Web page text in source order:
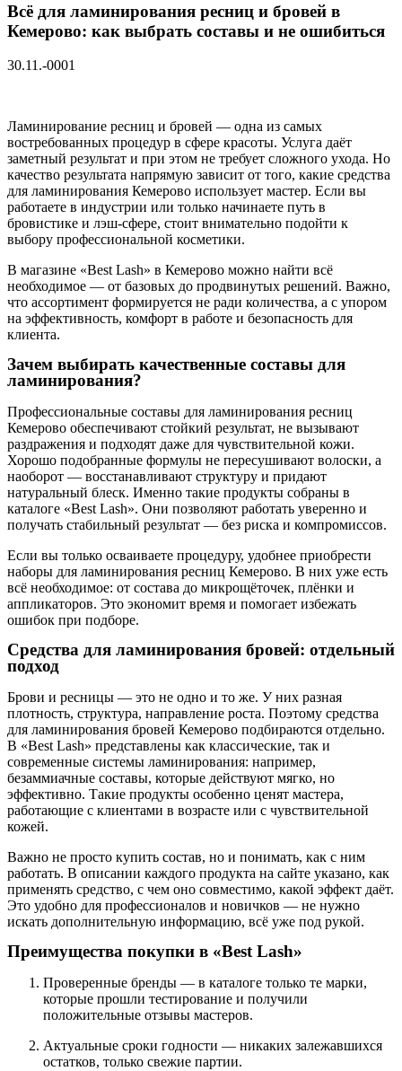
Всё для ламинирования ресниц и бровей в
Кемерово: как выбрать составы и не ошибиться
30.11.-0001
Ламинирование ресниц и бровей — одна из самых
востребованных процедур в сфере красоты. Услуга даёт
заметный результат и при этом не требует сложного ухода. Но
качество результата напрямую зависит от того, какие средства
для ламинирования Кемерово использует мастер. Если вы
работаете в индустрии или только начинаете путь в
бровистике и лэш-сфере, стоит внимательно подойти к
выбору профессиональной косметики.
В магазине «Best Lash» в Кемерово можно найти всё
необходимое — от базовых до продвинутых решений. Важно,
что ассортимент формируется не ради количества, а с упором
на эффективность, комфорт в работе и безопасность для
клиента.
Зачем выбирать качественные составы для
ламинирования?
Профессиональные составы для ламинирования ресниц
Кемерово обеспечивают стойкий результат, не вызывают
раздражения и подходят даже для чувствительной кожи.
Хорошо подобранные формулы не пересушивают волоски, а
наоборот — восстанавливают структуру и придают
натуральный блеск. Именно такие продукты собраны в
каталоге «Best Lash». Они позволяют работать уверенно и
получать стабильный результат — без риска и компромиссов.
Если вы только осваиваете процедуру, удобнее приобрести
наборы для ламинирования ресниц Кемерово. В них уже есть
всё необходимое: от состава до микрощёточек, плёнки и
аппликаторов. Это экономит время и помогает избежать
ошибок при подборе.
Средства для ламинирования бровей: отдельный
подход
Брови и ресницы — это не одно и то же. У них разная
плотность, структура, направление роста. Поэтому средства
для ламинирования бровей Кемерово подбираются отдельно.
В «Best Lash» представлены как классические, так и
современные системы ламинирования: например,
безаммиачные составы, которые действуют мягко, но
эффективно. Такие продукты особенно ценят мастера,
работающие с клиентами в возрасте или с чувствительной
кожей.
Важно не просто купить состав, но и понимать, как с ним
работать. В описании каждого продукта на сайте указано, как
применять средство, с чем оно совместимо, какой эффект даёт.
Это удобно для профессионалов и новичков — не нужно
искать дополнительную информацию, всё уже под рукой.
Преимущества покупки в «Best Lash»
Проверенные бренды — в каталоге только те марки,
которые прошли тестирование и получили
положительные отзывы мастеров.
Актуальные сроки годности — никаких залежавшихся
остатков, только свежие партии.